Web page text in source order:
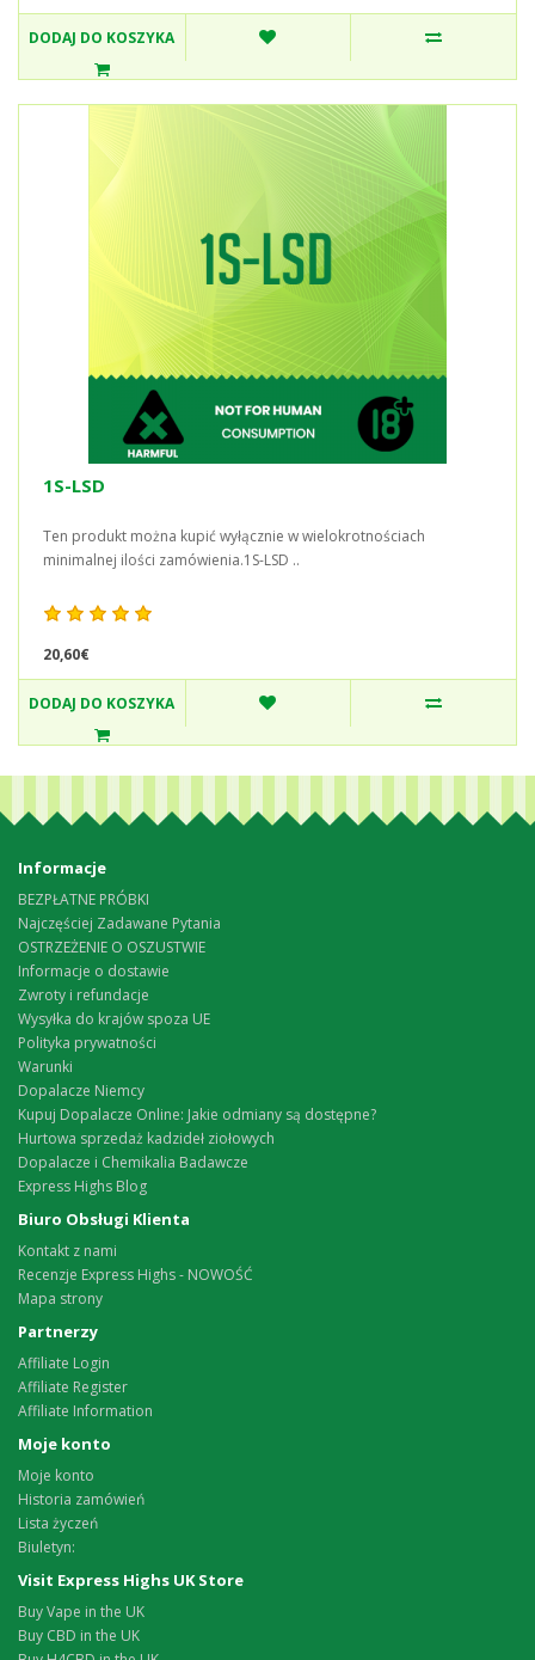
DODAJ DO KOSZYKA
1S-LSD
Ten produkt można kupić wyłącznie w wielokrotnościach
minimalnej ilości zamówienia.1S-LSD ..
20,60€
DODAJ DO KOSZYKA
Informacje
BEZPŁATNE PRÓBKI
Najczęściej Zadawane Pytania
OSTRZEŻENIE O OSZUSTWIE
Informacje o dostawie
Zwroty i refundacje
Wysyłka do krajów spoza UE
Polityka prywatności
Warunki
Dopalacze Niemcy
Kupuj Dopalacze Online: Jakie odmiany są dostępne?
Hurtowa sprzedaż kadzideł ziołowych
Dopalacze i Chemikalia Badawcze
Express Highs Blog
Biuro Obsługi Klienta
Kontakt z nami
Recenzje Express Highs - NOWOŚĆ
Mapa strony
Partnerzy
Affiliate Login
Affiliate Register
Affiliate Information
Moje konto
Moje konto
Historia zamówień
Lista życzeń
Biuletyn:
Visit Express Highs UK Store
Buy Vape in the UK
Buy CBD in the UK